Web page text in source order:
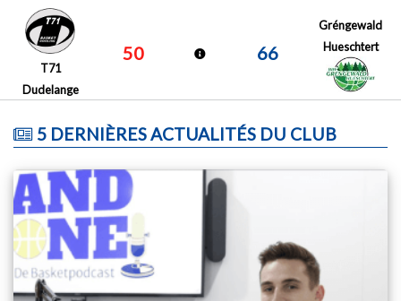
T71
Dudelange
50 66
Gréngewald
Hueschtert
5 DERNIÈRES ACTUALITÉS DU CLUB